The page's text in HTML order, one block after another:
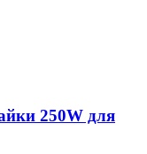
250W для